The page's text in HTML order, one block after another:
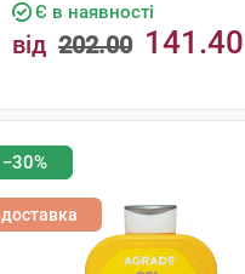
Є в наявності
від 202.00 141.40
−30%
доставка